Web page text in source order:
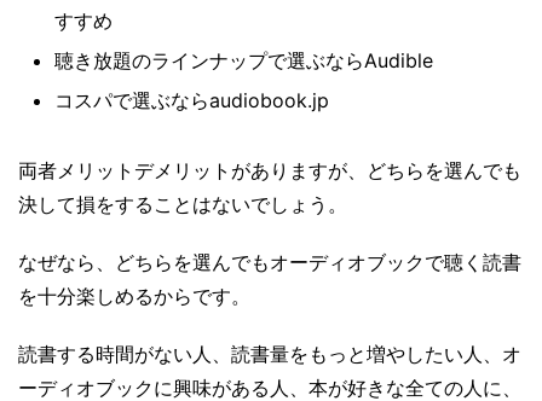
すすめ
聴き放題のラインナップで選ぶならAudible
コスパで選ぶならaudiobook.jp
両者メリットデメリットがありますが、どちらを選んでも
決して損をすることはないでしょう。
なぜなら、どちらを選んでもオーディオブックで聴く読書
を十分楽しめるからです。
読書する時間がない人、読書量をもっと増やしたい人、オ
ーディオブックに興味がある人、本が好きな全ての人に、